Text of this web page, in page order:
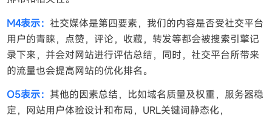
M4表示： 社交媒体是第四要素，我们的内容是否受社交平台
用户的青睐，点赞，评论，收藏，转发等都会被搜索引擎记
录下来，并会对网站进行评估总结，同时，社交平台所带来
的流量也会提高网站的优化排名。
O5表示： 其他的因素总结，比如域名质量及权重，服务器稳
定，网站用户体验设计和布局，URL关键词静态化，